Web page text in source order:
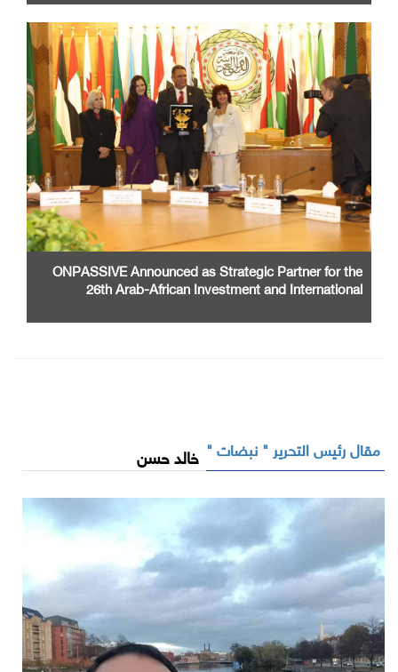
ONPASSIVE Announced as Strategic Partner for the
26th Arab-African Investment and International
مقال رئيس التحرير " نبضات " خالد حسن